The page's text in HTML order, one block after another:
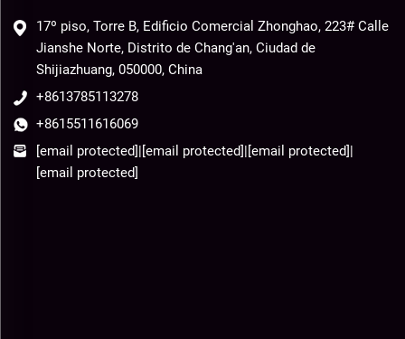
17º piso, Torre B, Edificio Comercial Zhonghao, 223# Calle
Jianshe Norte, Distrito de Chang'an, Ciudad de
Shijiazhuang, 050000, China
+8613785113278
+8615511616069
[email protected]|[email protected]|[email protected]|
[email protected]